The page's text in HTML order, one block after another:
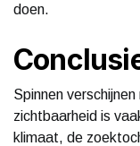
doen.
Spinnen
zichtbaarheid is
klimaat, de